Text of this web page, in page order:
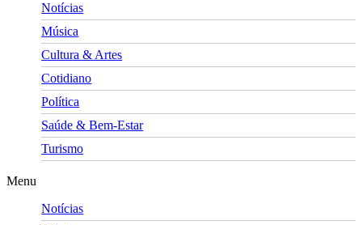
Notícias
Música
Cultura & Artes
Cotidiano
Política
Saúde & Bem-Estar
Turismo
Menu
Notícias